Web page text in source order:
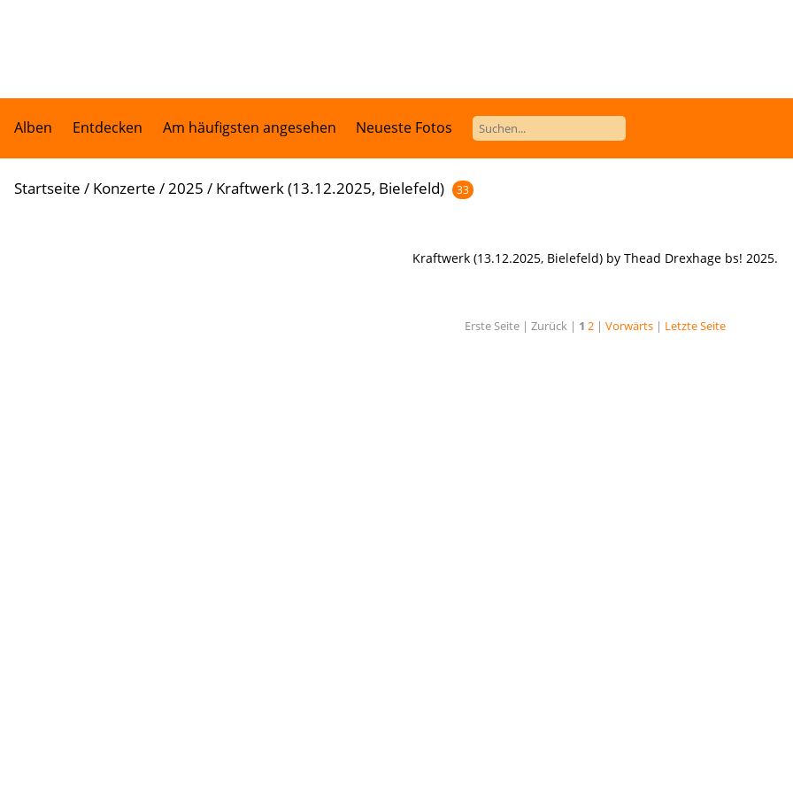
Alben Entdecken Am häufigsten angesehen Neueste Fotos
Startseite / Konzerte /2025 / Kraftwerk (13.12.2025, Bielefeld) 33
Kraftwerk (13.12.2025, Bielefeld) by Thead Drexhage bs! 2025.
Erste Seite | Zurück | 1 2 | Vorwärts | Letzte Seite